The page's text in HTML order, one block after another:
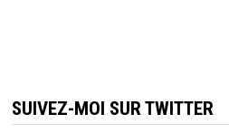
SUIVEZ-MOI SUR TWITTER